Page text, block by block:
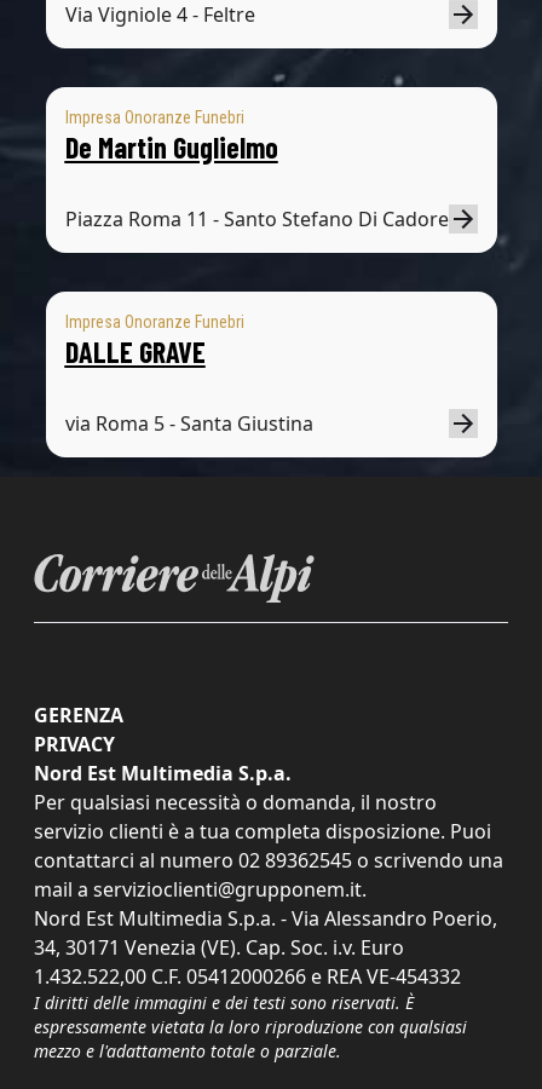
Via Vigniole 4 - Feltre
Impresa Onoranze Funebri
De Martin Guglielmo
Piazza Roma 11 - Santo Stefano Di Cadore
Impresa Onoranze Funebri
DALLE GRAVE
via Roma 5 - Santa Giustina
GERENZA
PRIVACY
Nord Est Multimedia S.p.a.
Per qualsiasi necessità o domanda, il nostro
servizio clienti è a tua completa disposizione. Puoi
contattarci al numero 02 89362545 o scrivendo una
mail a servizioclienti@grupponem.it.
Nord Est Multimedia S.p.a. - Via Alessandro Poerio,
34, 30171 Venezia (VE). Cap. Soc. i.v. Euro
1.432.522,00 C.F. 05412000266 e REA VE-454332
I diritti delle immagini e dei testi sono riservati. È
espressamente vietata la loro riproduzione con qualsiasi
mezzo e l'adattamento totale o parziale.